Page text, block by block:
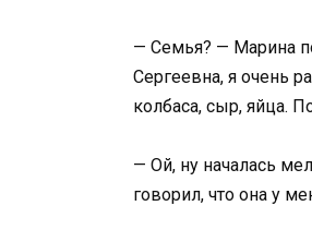
— Семья? — Марина
Сергеевна, я очень
колбаса, сыр, яйца.
— Ой, ну началась
говорил, что она у